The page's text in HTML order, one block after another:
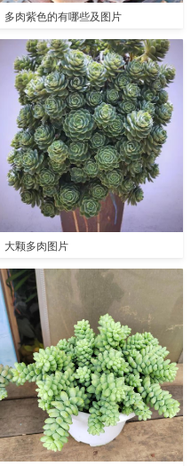
多肉紫色的有哪些及图片
大颗多肉图片